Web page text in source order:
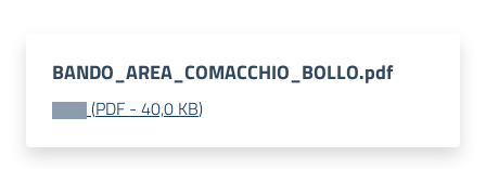
Programmi
Progetti
BANDO_AREA_COMACCHIO_BOLLO.pdf
(PDF - 40,0 KB)